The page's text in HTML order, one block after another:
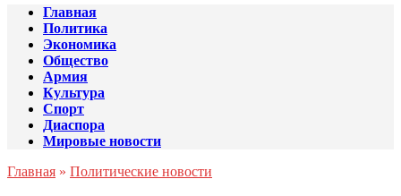
Главная
Политика
Экономика
Общество
Армия
Культура
Спорт
Диаспора
Мировые новости
Главная » Политические новости